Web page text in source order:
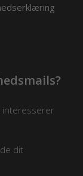
interesserer
dit